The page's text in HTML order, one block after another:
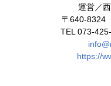
運営／
〒640-8324
TEL 073-
https://